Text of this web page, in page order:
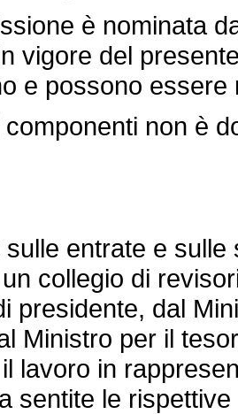
è nominata
vigore del
e possono essere
non è
entrate e sulle
collegio di
presidente, dal
Ministro per il
lavoro in
sentite le